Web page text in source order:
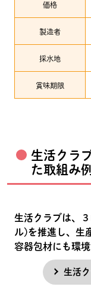
価格
製造者
採水地
賞味期限
生活クラ
た取組み例
生活クラブは、
ル)を推進し、生
容器包材にも環
生活